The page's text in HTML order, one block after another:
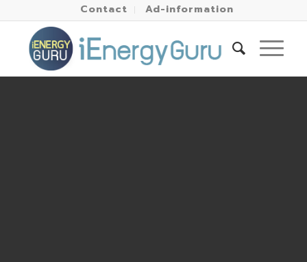
Contact Ad-information